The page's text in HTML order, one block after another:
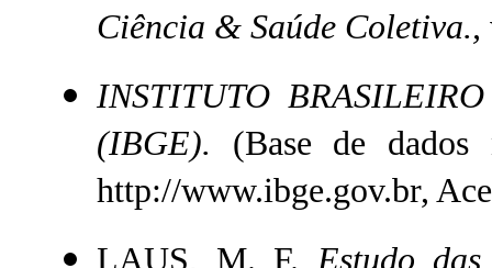
Ciência & Saúde Coletiva.,
INSTITUTO
(IBGE). (Base de
http://www.ibge.gov.br,
LAUS, M. F.Estudo